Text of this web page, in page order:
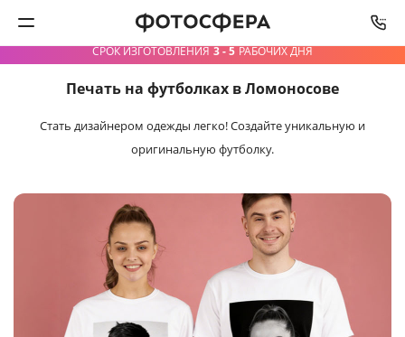
Печать фото
Интерьерная печать
Багетная мастерская
Печать на футболках в Ломоносове
Стать дизайнером одежды легко!Создайте уникальную и
оригинальную футболку.
СРОК ИЗГОТОВЛЕНИЯ 3 - 5 РАБОЧИХ ДНЯ